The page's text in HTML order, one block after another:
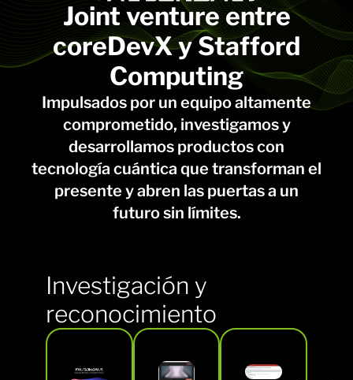
Joint venture entre
coreDevX y Stafford
Computing
Impulsados por un equipo altamente
comprometido, investigamos y
desarrollamos productos con
tecnología cuántica que transforman el
presente y abren las puertas a un
futuro sin límites.
Investigación y
reconocimiento